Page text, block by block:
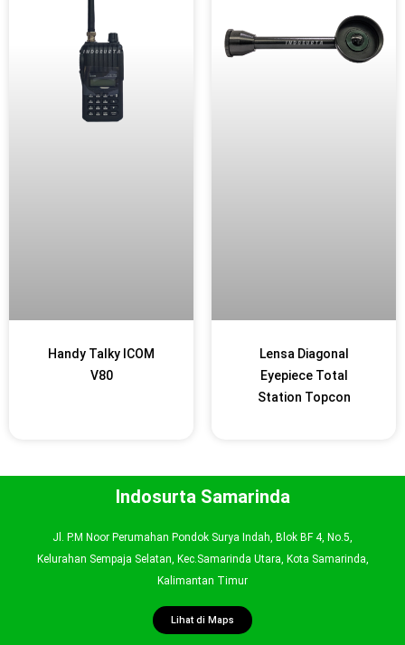
Handy Talky ICOM
V80
Lensa Diagonal
Eyepiece Total
Station Topcon
Indosurta Samarinda
Jl. P.M Noor Perumahan Pondok Surya Indah, Blok BF 4, No.5,
Kelurahan Sempaja Selatan, Kec.Samarinda Utara, Kota Samarinda,
Kalimantan Timur
Lihat di Maps